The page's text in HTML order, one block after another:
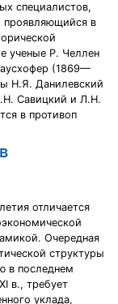
специалистов,
проявляющийся в
ученые Р. Челлен
(1869—
Н.Я. Данилевский
Савицкий и Л.Н.
в противоп
отличается
Очередная
структуры
в последнем
в., требует
уклада,